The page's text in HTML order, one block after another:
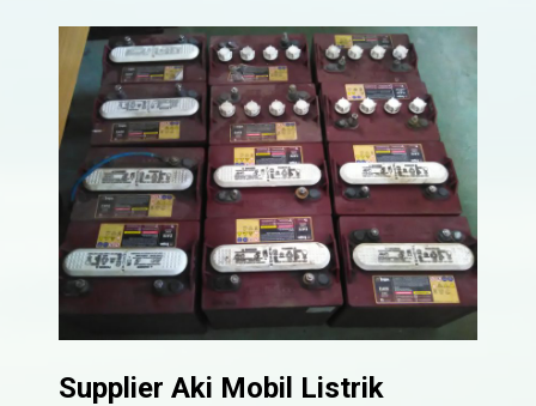
Supplier Aki Mobil Listrik